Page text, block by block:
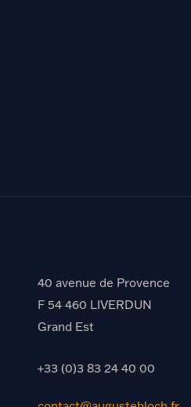
40 avenue de Provence
F 54 460 LIVERDUN
Grand Est
+33 (0)3 83 24 40 00